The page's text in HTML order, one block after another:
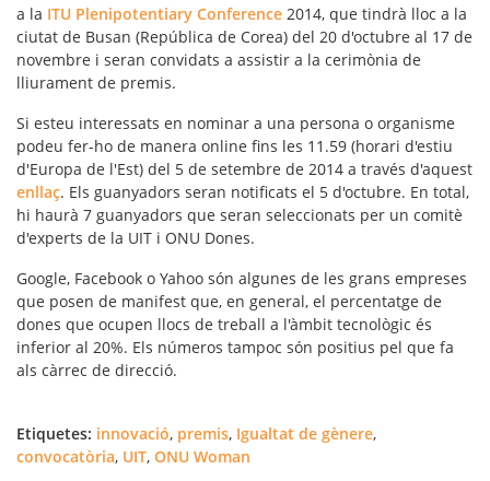
a la ITU Plenipotentiary Conference 2014, que tindrà lloc a la
ciutat de Busan (República de Corea) del 20 d'octubre al 17 de
novembre i seran convidats a assistir a la cerimònia de
lliurament de premis.
Si esteu interessats en nominar a una persona o organisme
podeu fer-ho de manera online fins les 11.59 (horari d'estiu
d'Europa de l'Est) del 5 de setembre de 2014 a través d'aquest
enllaç. Els guanyadors seran notificats el 5 d'octubre. En total,
hi haurà 7 guanyadors que seran seleccionats per un comitè
d'experts de la UIT i ONU Dones.
Google, Facebook o Yahoo són algunes de les grans empreses
que posen de manifest que, en general, el percentatge de
dones que ocupen llocs de treball a l'àmbit tecnològic és
inferior al 20%. Els números tampoc són positius pel que fa
als càrrec de direcció.
Etiquetes: innovació, premis, Igualtat de gènere,
convocatòria, UIT, ONU Woman